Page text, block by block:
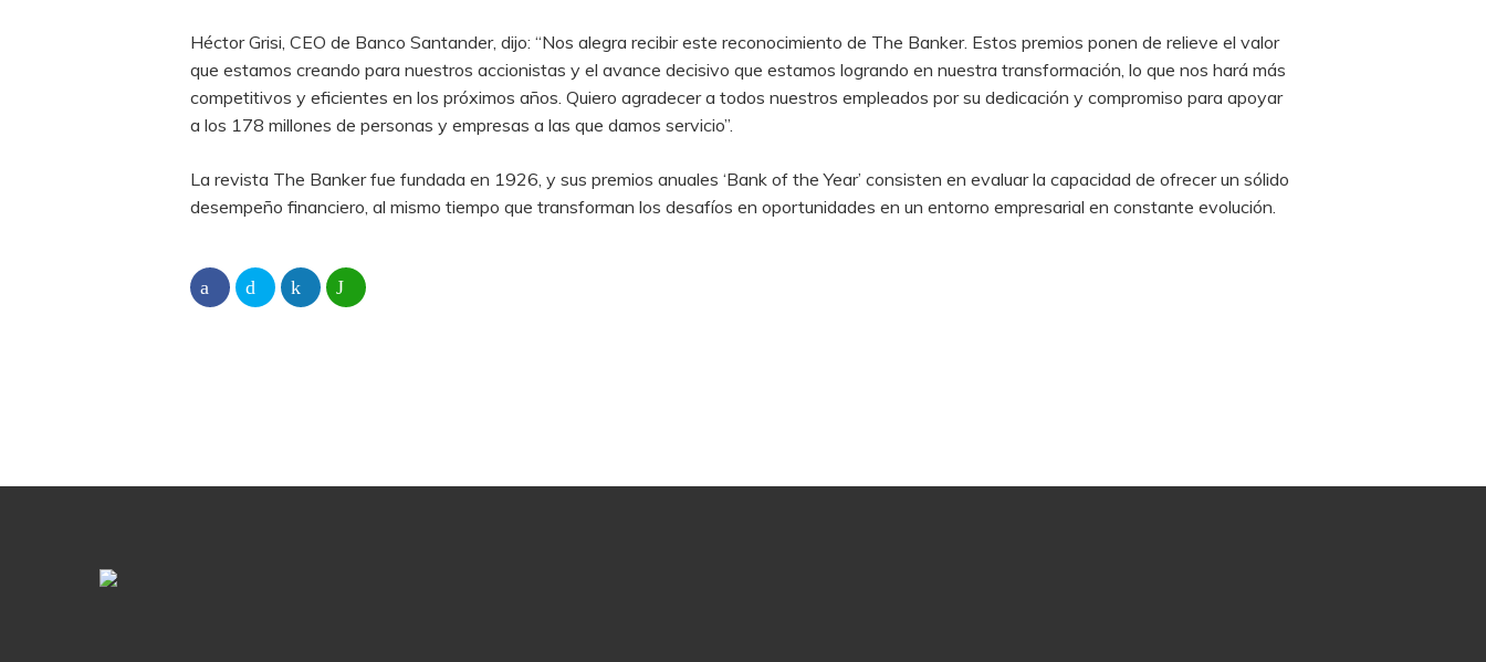
Héctor Grisi, CEO de Banco Santander, dijo: “Nos alegra recibir este reconocimiento de The Banker. Estos premios ponen de relieve el valor
que estamos creando para nuestros accionistas y el avance decisivo que estamos logrando en nuestra transformación, lo que nos hará más
competitivos y eficientes en los próximos años. Quiero agradecer a todos nuestros empleados por su dedicación y compromiso para apoyar
a los 178 millones de personas y empresas a las que damos servicio”.
La revista The Banker fue fundada en 1926, y sus premios anuales ‘Bank of the Year’ consisten en evaluar la capacidad de ofrecer un sólido
desempeño financiero, al mismo tiempo que transforman los desafíos en oportunidades en un entorno empresarial en constante evolución.